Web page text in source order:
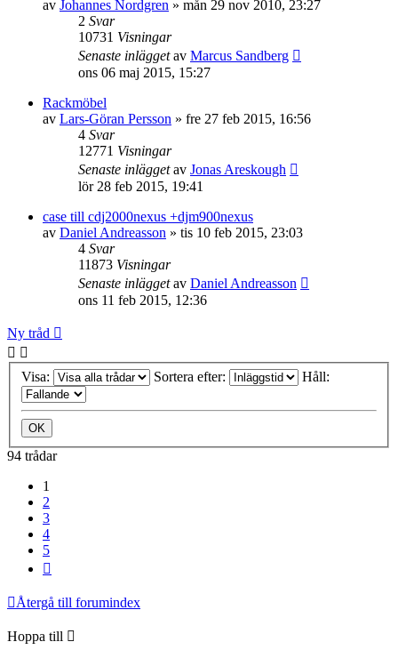
av Johannes Nordgren » mån 29 nov 2010, 23:27
2 Svar
10731 Visningar
Senaste inläggetav Marcus Sandberg
ons 06 maj 2015, 15:27
Rackmöbel
av Lars-Göran Persson » fre 27 feb 2015, 16:56
4 Svar
12771 Visningar
Senaste inläggetav Jonas Areskough
lör 28 feb 2015, 19:41
case till cdj2000nexus +djm900nexus
av Daniel Andreasson » tis 10 feb 2015, 23:03
4 Svar
11873 Visningar
Senaste inläggetav Daniel Andreasson
ons 11 feb 2015, 12:36
Ny tråd
Visa: Sortera efter: Håll:
94 trådar
1
2
3
4
5
Återgå till forumindex
Hoppa till